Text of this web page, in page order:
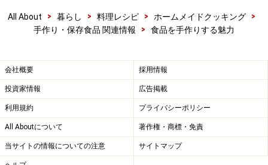
をハンドミキサーで作ることができます。プレーン味の
とレモンで簡単に作れてピュアな味わいは、サラダやデ
ザートにどうぞ。
■味噌・豆腐・納豆
All About > 暮らし > 料理レシピ > ホームメイドクッキング
>
手作り・保存食品 関連情報
> 食品を手作りする魅力
会社概要 採用情報
投資家情報 広告掲載
利用規約 プライバシーポリシー
All Aboutについて 著作権・商標・免責
当サイトの情報についての注意 サイトマップ